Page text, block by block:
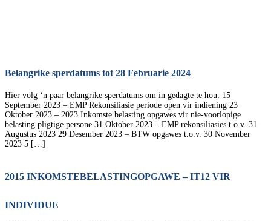
Belangrike sperdatums tot 28 Februarie 2024
Hier volg ‘n paar belangrike sperdatums om in gedagte te hou: 15
September 2023 – EMP Rekonsiliasie periode open vir indiening 23
Oktober 2023 – 2023 Inkomste belasting opgawes vir nie-voorlopige
belasting pligtige persone 31 Oktober 2023 – EMP rekonsiliasies t.o.v. 31
Augustus 2023 29 Desember 2023 – BTW opgawes t.o.v. 30 November
2023 5 […]
2015 INKOMSTEBELASTINGOPGAWE – IT12 VIR
INDIVIDUE